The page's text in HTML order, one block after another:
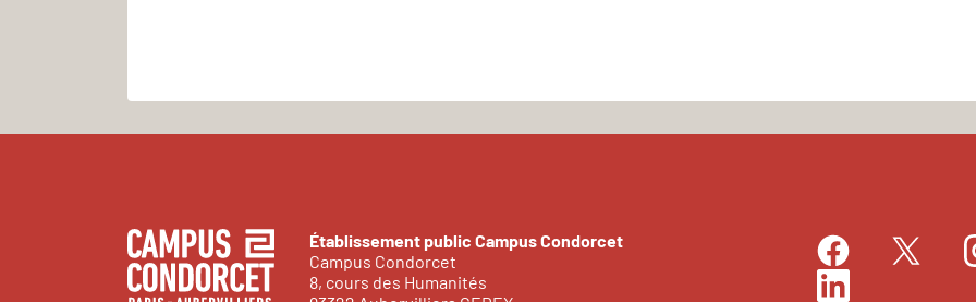
Établissement public Campus Condorcet
Campus Condorcet
8, cours des Humanités
FacebookTwitter